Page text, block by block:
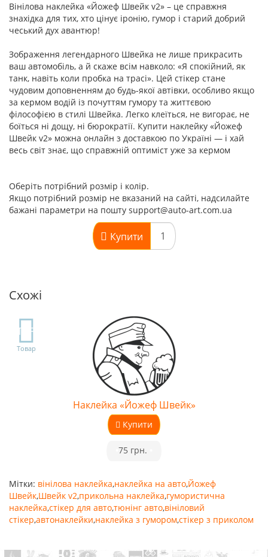
Вінілова наклейка «Йожеф Швейк v2» – це справжня
знахідка для тих, хто цінує іронію, гумор і старий добрий
чеський дух авантюр!
Зображення легендарного Швейка не лише прикрасить
ваш автомобіль, а й скаже всім навколо: «Я спокійний, як
танк, навіть коли пробка на трасі». Цей стікер стане
чудовим доповненням до будь-якої автівки, особливо якщо
за кермом водій із почуттям гумору та життєвою
філософією в стилі Швейка. Легко клеїться, не вигорає, не
боїться ні дощу, ні бюрократії. Купити наклейку «Йожеф
Швейк v2» можна онлайн з доставкою по Україні — і хай
весь світ знає, що справжній оптиміст уже за кермом
Оберіть потрібний розмір і колір.
Якщо потрібний розмір не вказаний на сайті, надсилайте
бажані параметри на пошту support@auto-art.com.ua
Купити
Схожі
TOP
Товар
Наклейка «Йожеф Швейк»
Купити
75 грн.
Мітки: вінілова наклейка,наклейка на авто,Йожеф
Швейк,Швейк v2,прикольна наклейка,гумористична
наклейка,стікер для авто,тюнінг авто,вініловий
стікер,автонаклейки,наклейка з гумором,стікер з приколом